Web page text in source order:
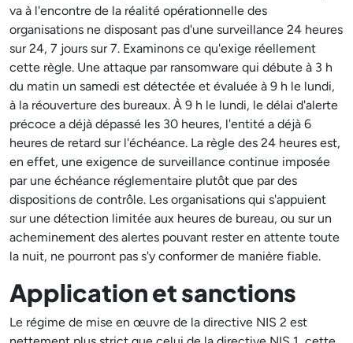
va à l'encontre de la réalité opérationnelle des
organisations ne disposant pas d'une surveillance 24 heures
sur 24, 7 jours sur 7. Examinons ce qu'exige réellement
cette règle. Une attaque par ransomware qui débute à 3 h
du matin un samedi est détectée et évaluée à 9 h le lundi,
à la réouverture des bureaux. À 9 h le lundi, le délai d'alerte
précoce a déjà dépassé les 30 heures, l'entité a déjà 6
heures de retard sur l'échéance. La règle des 24 heures est,
en effet, une exigence de surveillance continue imposée
par une échéance réglementaire plutôt que par des
dispositions de contrôle. Les organisations qui s'appuient
sur une détection limitée aux heures de bureau, ou sur un
acheminement des alertes pouvant rester en attente toute
la nuit, ne pourront pas s'y conformer de manière fiable.
Application et sanctions
Le régime de mise en œuvre de la directive NIS 2 est